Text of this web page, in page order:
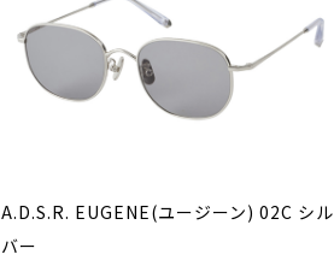
A.D.S.R. EUGENE(ユージーン) 02C シル
バー